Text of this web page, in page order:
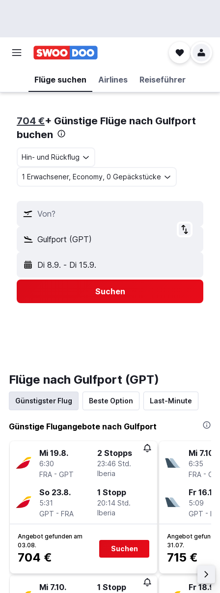
Flüge suchen Airlines Reiseführer
704 €+ Günstige Flüge nach Gulfport
buchen
Hin- und Rückflug
1 Erwachsener, Economy, 0 Gepäckstücke
Von?
Gulfport (GPT)
Di 8.9. - Di 15.9.
Suchen
Flüge nach Gulfport (GPT)
Günstigster Flug Beste Option Last-Minute
Günstige Flugangebote nach Gulfport
Mi 19.8.
6:30
FRA - GPT
2 Stopps
23:46 Std.
Iberia
So 23.8.
5:31
GPT - FRA
1 Stopp
20:14 Std.
Iberia
Angebot gefunden am
03.08.
704 €
Suchen
Mi 7.10. 1 Stopp
Mi 7.10.
6:35
FRA -
Fr 16.10.
5:09
GPT -
Angebot
31.07.
715 €
Fr 18.9.